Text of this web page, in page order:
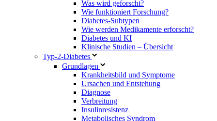
Was wird geforscht?
Wie funktioniert Forschung?
Diabetes-Subtypen
Wie werden Medikamente erforscht?
Diabetes und KI
Klinische Studien – Übersicht
Typ-2-Diabetes
Grundlagen
Krankheitsbild und Symptome
Ursachen und Entstehung
Diagnose
Verbreitung
Insulinresistenz
Metabolisches Syndrom